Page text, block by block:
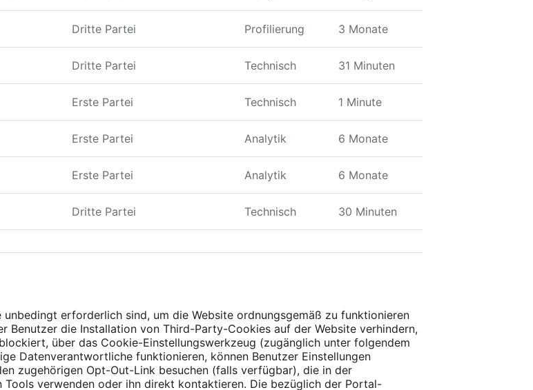
Dritte Partei Profilierung 3 Monate
Dritte Partei Technisch 31 Minuten
Erste Partei Technisch 1 Minute
Erste Partei Analytik 6 Monate
Erste Partei Analytik 6 Monate
Dritte Partei Technisch 30 Minuten
unbedingt erforderlich sind, um die Website ordnungsgemäß zu funktionieren
Benutzer die Installation von Third-Party-Cookies auf der Website verhindern,
über das Cookie-Einstellungswerkzeug (zugänglich unter folgendem
Datenverantwortliche funktionieren, können Benutzer Einstellungen
zugehörigen Opt-Out-Link besuchen (falls verfügbar), die in der
verwenden oder ihn direkt kontaktieren. Die bezüglich der Portal-